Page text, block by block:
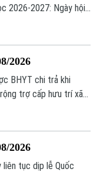
2026-2027: Ngày hội
2026
BHYT chi trả khi
trợ cấp hưu trí xã
2026
tục dịp lễ Quốc